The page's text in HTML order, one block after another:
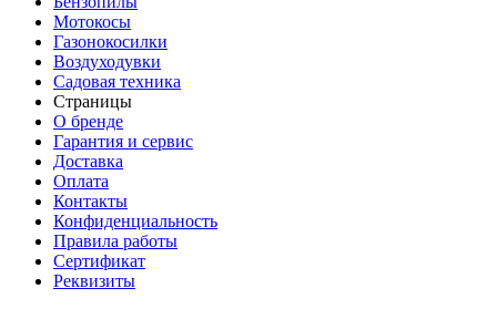
Мотокосы
Газонокосилки
Воздуходувки
Садовая техника
Страницы
О бренде
Гарантия и сервис
Доставка
Оплата
Контакты
Конфиденциальность
Правила работы
Сертификат
Реквизиты